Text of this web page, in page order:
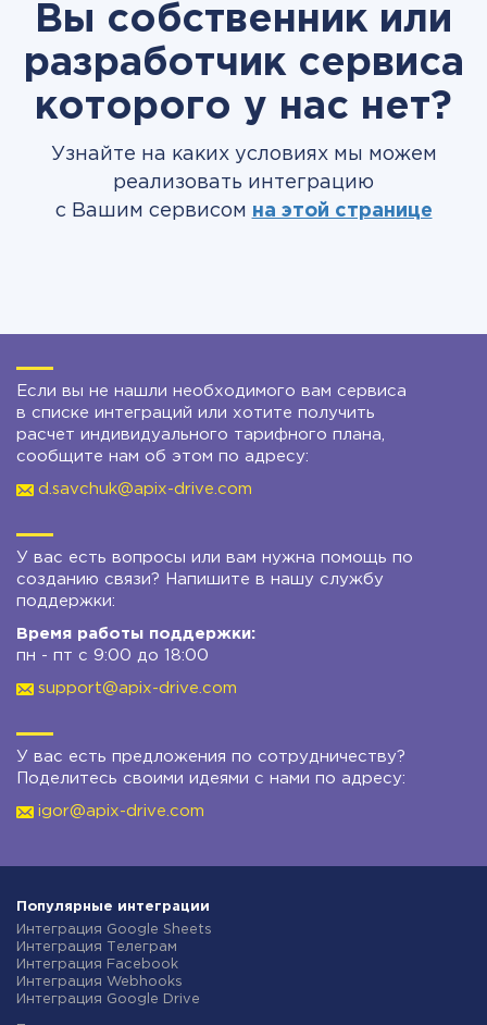
Вы собственник или
разработчик сервиса
которого у нас нет?
Узнайте на каких условиях мы можем
реализовать интеграцию
с Вашим сервисом на этой странице
Если вы не нашли необходимого вам сервиса
в списке интеграций или хотите получить
расчет индивидуального тарифного плана,
сообщите нам об этом по адресу:
d.savchuk@apix-drive.com
У вас есть вопросы или вам нужна помощь по
созданию связи? Напишите в нашу службу
поддержки:
Время работы поддержки:
пн - пт с 9:00 до 18:00
support@apix-drive.com
У вас есть предложения по сотрудничеству?
Поделитесь своими идеями с нами по адресу:
igor@apix-drive.com
Популярные интеграции
Интеграция Google Sheets
Интеграция Телеграм
Интеграция Facebook
Интеграция Webhooks
Интеграция Google Drive